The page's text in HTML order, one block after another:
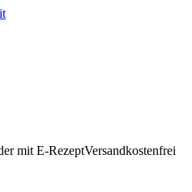
mit E-RezeptVersandkostenfrei